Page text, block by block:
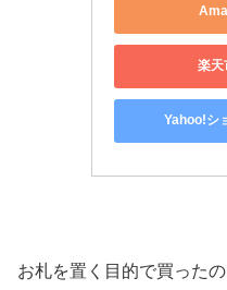
楽天
Yahoo!シ
お札を置く目的で買った